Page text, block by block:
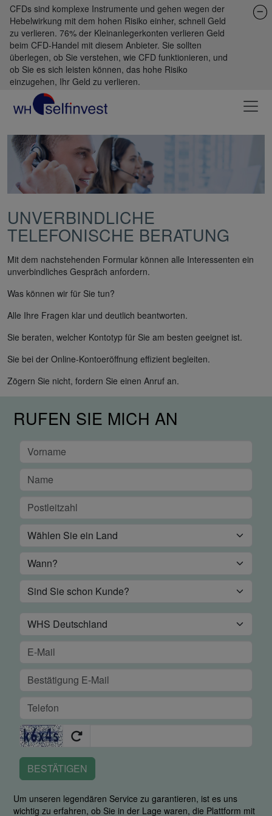
CFDs sind komplexe Instrumente und gehen wegen der
Hebelwirkung mit dem hohen Risiko einher, schnell Geld
zu verlieren. 76% der Kleinanlegerkonten verlieren Geld
beim CFD-Handel mit diesem Anbieter. Sie sollten
überlegen, ob Sie verstehen, wie CFD funktionieren, und
ob Sie es sich leisten können, das hohe Risiko
einzugehen, Ihr Geld zu verlieren.
UNVERBINDLICHE
TELEFONISCHE BERATUNG
Mit dem nachstehenden Formular können alle Interessenten ein
unverbindliches Gespräch anfordern.
Was können wir für Sie tun?
Alle Ihre Fragen klar und deutlich beantworten.
Sie beraten, welcher Kontotyp für Sie am besten geeignet ist.
Sie bei der Online-Kontoeröffnung effizient begleiten.
Zögern Sie nicht, fordern Sie einen Anruf an.
RUFEN SIE MICH AN
BESTÄTIGEN
Um unseren legendären Service zu garantieren, ist es uns
wichtig zu erfahren, ob Sie in der Lage waren, die Plattform mit